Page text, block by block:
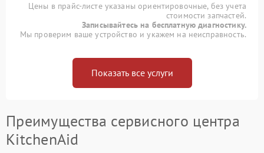
Цены в прайс-листе указаны ориентировочные, без учета
стоимости запчастей.
Записывайтесь на бесплатную диагностику.
Мы проверим ваше устройство и укажем на неисправность.
Показать все услуги
Преимущества сервисного центра
KitchenAid